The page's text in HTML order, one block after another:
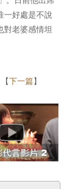
一好處是不說
對老婆感情坦
下一篇 】